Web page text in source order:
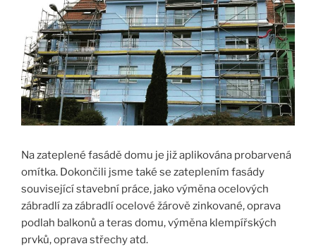
Na zateplené fasádě domu je již aplikována probarvená
omítka. Dokončili jsme také se zateplením fasády
související stavební práce, jako výměna ocelových
zábradlí za zábradlí ocelové žárově zinkované, oprava
podlah balkonů a teras domu, výměna klempířských
prvků, oprava střechy atd.